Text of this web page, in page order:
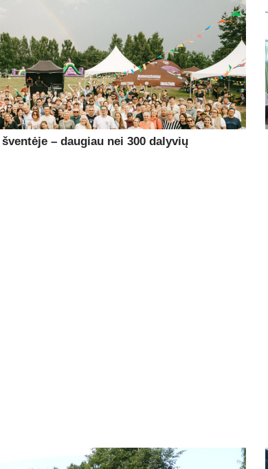
– daugiau nei 300 dalyvių